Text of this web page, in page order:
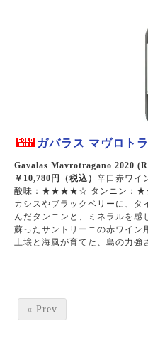
ガバラス マヴロト
Gavalas Mavrotragano 2020
￥10,780円（税込）辛口赤ワイ
酸味：★★★★☆ タンニン
カシスやブラックベリーに、タ
んだタンニンと、ミネラルを感
蘇ったサントリーニの赤ワイン
土壌と海風が育てた、島の力強
« Prev